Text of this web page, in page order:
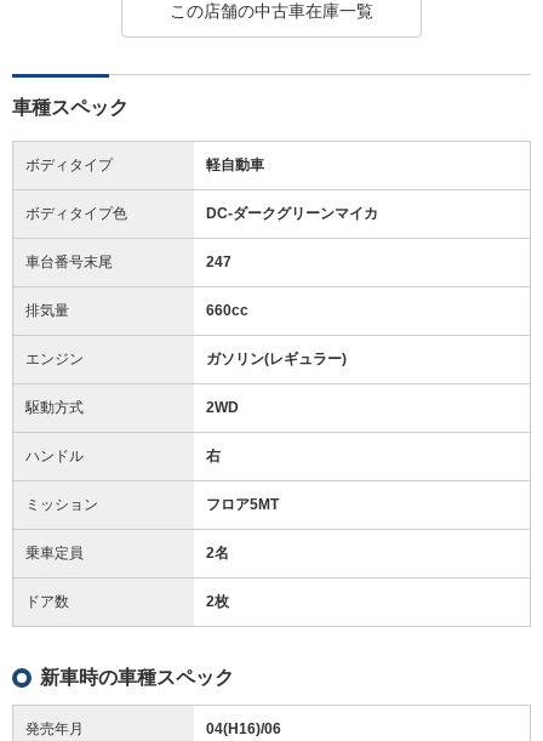
この店舗の中古車在庫一覧
車種スペック
ボディタイプ 軽自動車
ボディタイプ色 DC-ダークグリーンマイカ
車台番号末尾 247
排気量 660cc
エンジン ガソリン(レギュラー)
駆動方式 2WD
ハンドル 右
ミッション フロア5MT
乗車定員 2名
ドア数 2枚
新車時の車種スペック
発売年月 04(H16)/06